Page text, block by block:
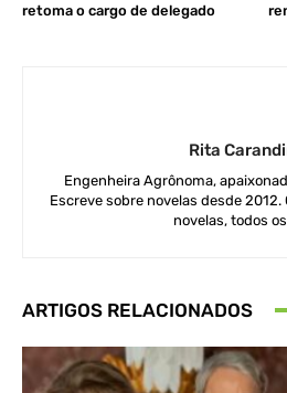
retoma o cargo de delegado
Rita
Engenheira Agrônoma,
Escreve sobre novelas desde 2012.
novelas, todos
ARTIGOS RELACIONADOS